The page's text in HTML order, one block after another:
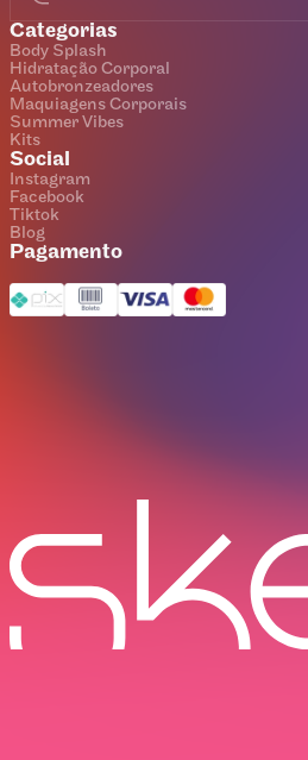
Categorias
Body Splash
Hidratação Corporal
Autobronzeadores
Maquiagens Corporais
Summer Vibes
Kits
Social
Instagram
Facebook
Tiktok
Blog
Pagamento